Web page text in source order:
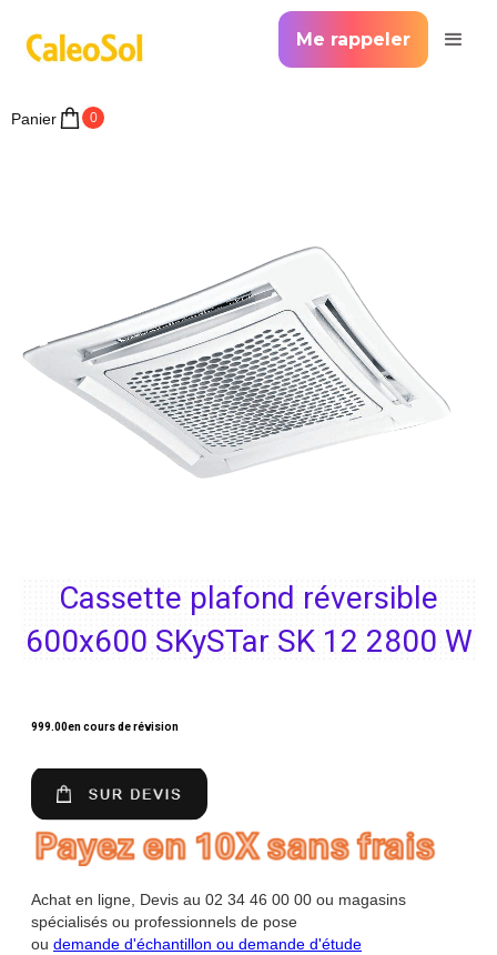
Me rappeler
Panier 0
Accueil >La géothermie simplifiée
Cassette plafond réversible
600x600 SKySTar SK 12 2800 W
999.00en cours de révision
Achat en ligne, Devis au 02 34 46 00 00 ou magasins
spécialisés ou professionnels de pose
ou demande d'échantillon ou demande d'étude